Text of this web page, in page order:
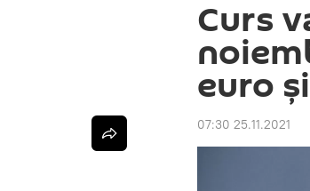
Curs
euro
07:30 25.11.2021